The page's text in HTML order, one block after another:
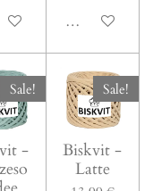
WarenkorbIn den
Sale!
-
Sale!
Biskvit -
Latte